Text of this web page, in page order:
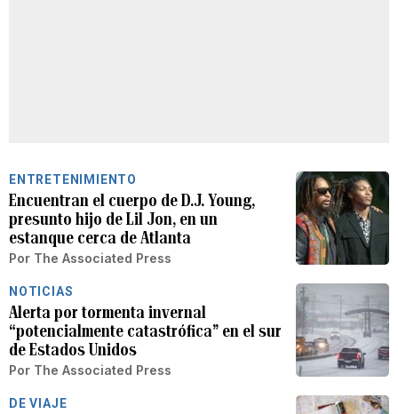
ENTRETENIMIENTO
Encuentran el cuerpo de D.J. Young,
presunto hijo de Lil Jon, en un
estanque cerca de Atlanta
Por The Associated Press
NOTICIAS
Alerta por tormenta invernal
“potencialmente catastrófica” en el sur
de Estados Unidos
Por The Associated Press
DE VIAJE